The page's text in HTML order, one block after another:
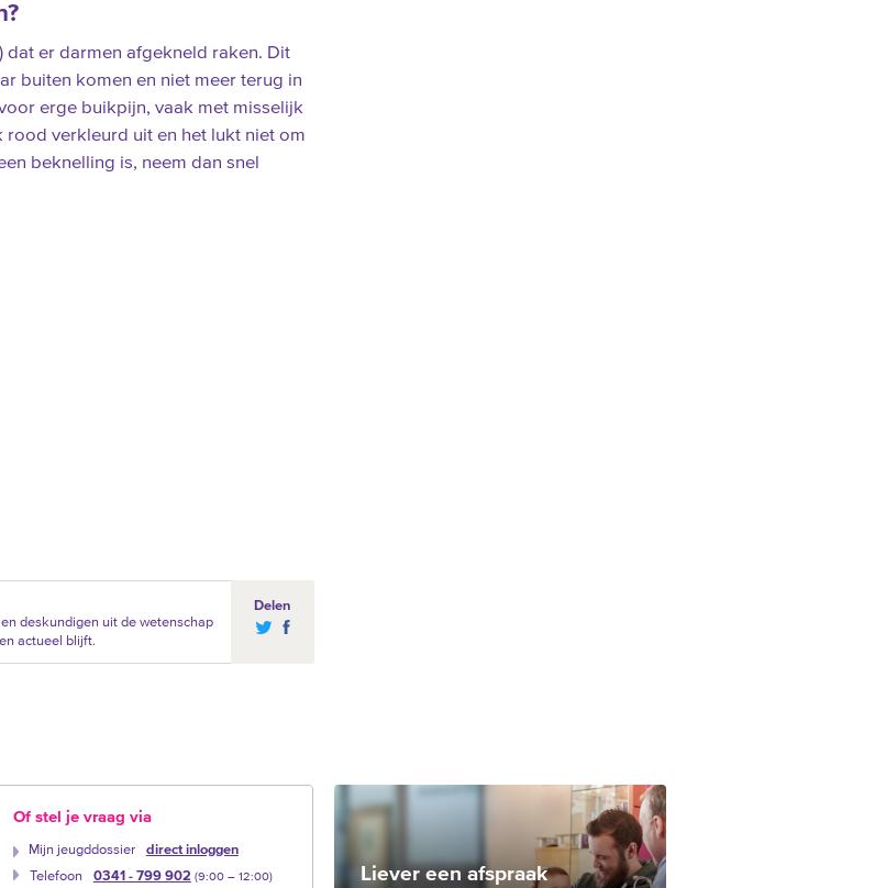
dat er darmen afgekneld raken. Dit
buiten komen en niet meer terug in
erge buikpijn, vaak met misselijk
rood verkleurd uit en het lukt niet om
beknelling is, neem dan snel
deskundigen uit de wetenschap
actueel blijft.
Delen
Of stel je vraag via
Mijn jeugddossier
direct inloggen
Telefoon
0341 - 799 902 (9:00 –‍ 12:00)
Liever een afspraak